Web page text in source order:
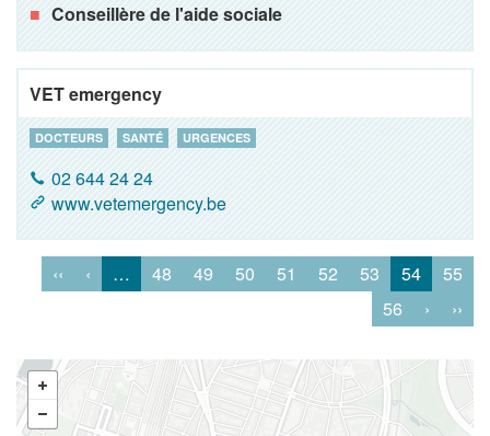
Conseillère de l'aide sociale
VET emergency
DOCTEURS SANTÉ URGENCES
02 644 24 24
www.vetemergency.be
‹‹ ‹ … 48 49 50 51 52 53 54
55
56
› ››